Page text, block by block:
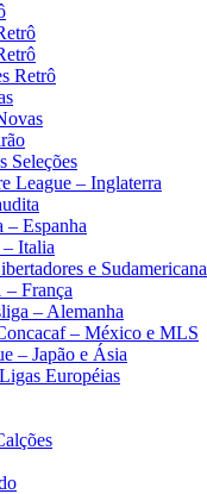
Retrô
Seleções
League – Inglaterra
– Espanha
– Italia
e Sudamericana
– França
– Alemanha
– México e MLS
– Japão e Ásia
Européias